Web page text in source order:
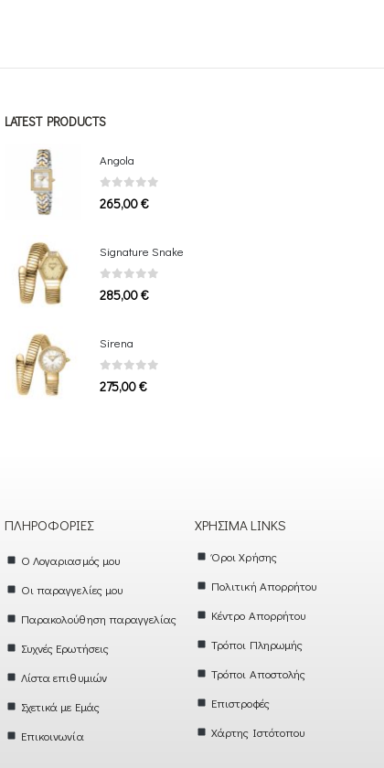
LATEST PRODUCTS
Angola
0 out of 5
265,00€
Signature Snake
0out of 5
285,00€
Sirena
0out of 5
275,00€
ΠΛΗΡΟΦΟΡΊΕΣ
Ο Λογαριασμός μου
Οι παραγγελίες μου
Παρακολούθηση παραγγελίας
Συχνές Ερωτήσεις
Λίστα επιθυμιών
Σχετικά με Εμάς
Επικοινωνία
ΧΡΉΣΙΜΑ LINKS
Όροι Χρήσης
Πολιτική Απορρήτου
Κέντρο Απορρήτου
Τρόποι Πληρωμής
Τρόποι Αποστολής
Επιστροφές
Χάρτης Ιστότοπου